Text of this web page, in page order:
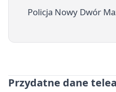
Policja Nowy Dwór
Przydatne dane